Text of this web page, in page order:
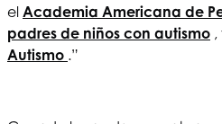
el Academia Americana de
padres de niños con autismo
Autismo .”